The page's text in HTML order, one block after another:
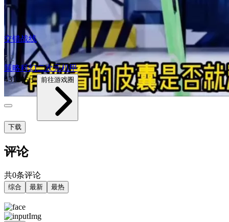
交错战线
7.2
策略科幻二次元机甲
4312帖子 前往游戏圈
下载
评论
共0条评论
综合 最新 最热